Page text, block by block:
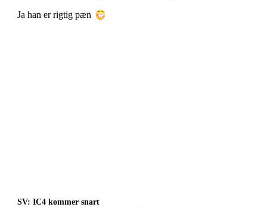
Ja han er rigtig pæn
SV: IC4 kommer snart